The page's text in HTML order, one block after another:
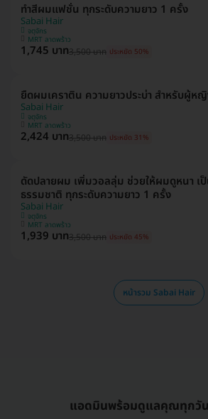
ทำสีผมแฟชั่น ทุกระดับความยาว 1 ครั้ง
Sabai Hair
จตุจักร
MRT ลาดพร้าว
1,745 บาท3,500 บาท ประหยัด 50%
ยืดผมเคราติน ความยาวประบ่า สำหรับผู้ห
Sabai Hair
จตุจักร
MRT ลาดพร้าว
2,424 บาท3,500 บาท ประหยัด 31%
ดัดปลายผม เพิ่มวอลลุ่ม ช่วยให้ผมดูหนา เ
ธรรมชาติ ทุกระดับความยาว 1 ครั้ง
Sabai Hair
จตุจักร
MRT ลาดพร้าว
1,939 บาท3,500 บาท ประหยัด 45%
หน้ารวม Sabai Hair
แอดมินพร้อมดูแลคุณทุกวั